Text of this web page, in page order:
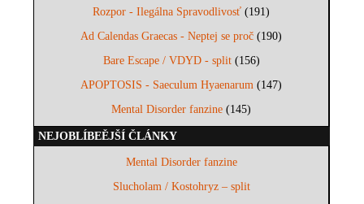
Rozpor - Ilegálna Spravodlivosť (191)
Ad Calendas Graecas - Neptej se proč (190)
Bare Escape / VDYD - split(156)
APOPTOSIS - Saeculum Hyaenarum (147)
Mental Disorder fanzine (145)
NEJOBLÍBEĚJŠÍ ČLÁNKY
Mental Disorder fanzine
Slucholam / Kostohryz – split